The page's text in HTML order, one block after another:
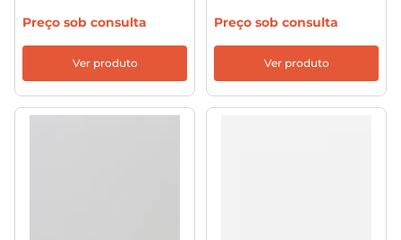
Preço sob consulta
Ver produto
Preço sob consulta
Ver produto